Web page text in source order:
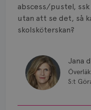
abscess/pustel,
utan att se det, så
skolsköterskan?
Jana
S:t
Smärta
Prognos
Spridd bröstcancer